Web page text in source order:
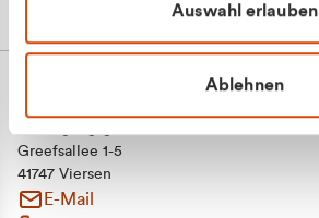
Auswahl erlauben
Ablehnen
Greefsallee 1-5
41747 Viersen
E-Mail